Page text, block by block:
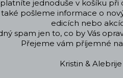
Designové dekorace a bydlení
nejen
nosit
jednoduše v košíku při
také pošleme informace o
edicích nebo
spam jen to, co by Vás
Přejeme vám příjemné
Kristin & Alebrije